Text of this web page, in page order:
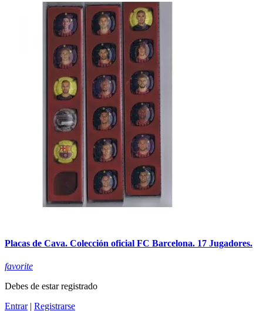
Placas de Cava. Colección oficial FC Barcelona. 17 Jugadores.
favorite
Debes de estar registrado
Entrar| Registrarse